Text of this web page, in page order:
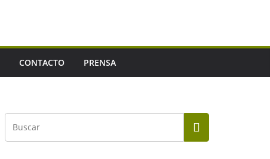
CONTACTO PRENSA